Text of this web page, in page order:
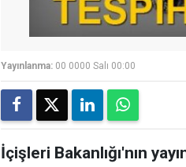
Yayınlanma: 00 0000 Salı 00:00
İçişleri Bakanlığı'nın